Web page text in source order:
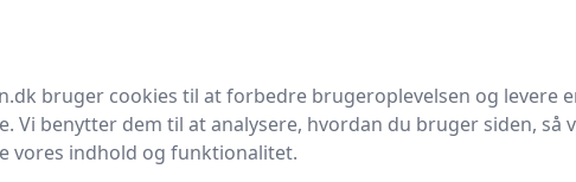
af træstruktur til tage
skruen, men deres specifikke anvendelse til tage
af nye tagmaterialer såsom metalplader og
bruger cookies til at forbedre brugeroplevelsen og levere
Vi benytter dem til at analysere, hvordan du bruger siden, så
vores indhold og funktionalitet.